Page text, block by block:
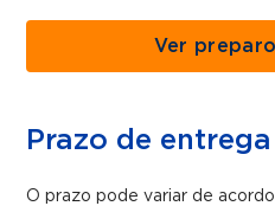
Ver
Prazo de entrega
O prazo pode variar de